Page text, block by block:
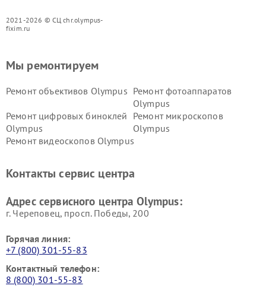
2021-2026 © СЦ chr.olympus-
fixim.ru
Мы ремонтируем
Ремонт объективов Olympus Ремонт фотоаппаратов
Olympus
Ремонт цифровых биноклей
Olympus
Ремонт микроскопов
Olympus
Ремонт видеоскопов Olympus
Контакты сервис центра
Адрес сервисного центра Olympus:
г. Череповец, просп. Победы, 200
Горячая линия:
+7 (800) 301-55-83
Контактный телефон:
8 (800) 301-55-83